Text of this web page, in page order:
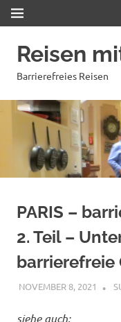
Zum
InhaltMENÜ
Reisen
Barrierefreies Reisen
PARIS –
2. Teil –
barrierefreie
NOVEMBER 8, 2021
siehe auch: